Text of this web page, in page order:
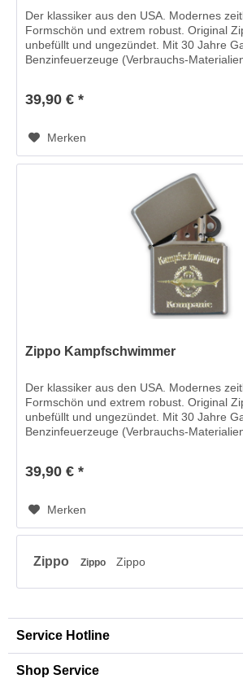
Der klassiker aus den USA. Modernes
Formschön und extrem robust. Original
unbefüllt und ungezündet. Mit 30 Jahre
Benzinfeuerzeuge (Verbrauchs-
39,90 € *
Merken
Zippo Kampfschwimmer
Der klassiker aus den USA. Modernes
Formschön und extrem robust. Original
unbefüllt und ungezündet. Mit 30 Jahre
Benzinfeuerzeuge (Verbrauchs-
39,90 € *
Merken
Zippo Zippo Zippo
Service Hotline
Shop Service